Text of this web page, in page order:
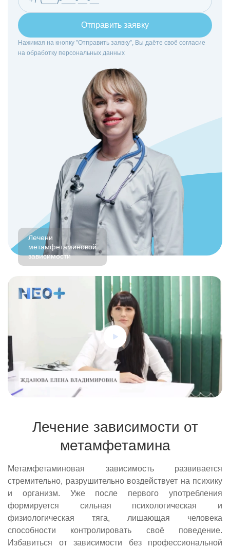
Отправить заявку
Нажимая на кнопку ”Отправить заявку”, Вы даёте своё согласие
на обработку персональных данных
Лечени
метамфетаминовой
зависимости
Лечение зависимости от
метамфетамина
Метамфетаминовая зависимость развивается
стремительно, разрушительно воздействует на психику
и организм. Уже после первого употребления
формируется сильная психологическая и
физиологическая тяга, лишающая человека
способности контролировать своё поведение.
Избавиться от зависимости без профессиональной